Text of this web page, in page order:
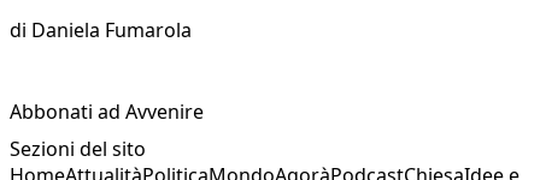
di Daniela Fumarola
Abbonati ad Avvenire
Sezioni del sito